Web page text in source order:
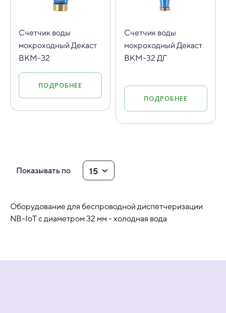
Счетчик воды
мокроходный Декаст
ВКМ-32
ПОДРОБНЕЕ
Счетчик воды
мокроходный Декаст
ВКМ-32 ДГ
ПОДРОБНЕЕ
Показывать по 15
Оборудование для беспроводной диспетчеризации
NB-IoT с диаметром 32 мм - холодная вода